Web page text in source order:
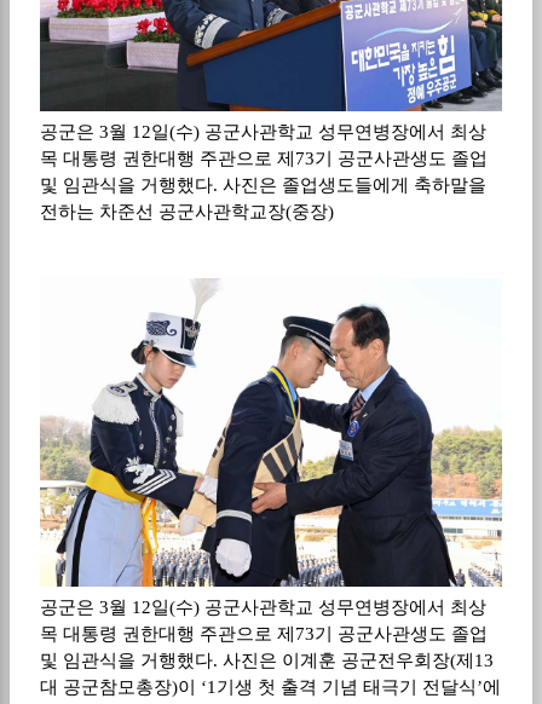
공군은 3월 12일(수) 공군사관학교 성무연병장에서 최상
목 대통령 권한대행 주관으로 제73기 공군사관생도 졸업
및 임관식을 거행했다. 사진은 졸업생도들에게 축하말을
전하는 차준선 공군사관학교장(중장)
공군은 3월 12일(수) 공군사관학교 성무연병장에서 최상
목 대통령 권한대행 주관으로 제73기 공군사관생도 졸업
및 임관식을 거행했다. 사진은 이계훈 공군전우회장(제13
대 공군참모총장)이 ‘1기생 첫 출격 기념 태극기 전달식’에